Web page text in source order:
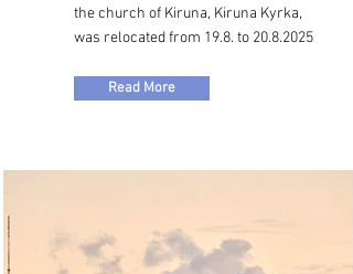
the church of Kiruna, Kiruna Kyrka,
was relocated from 19.8. to 20.8.2025
Read More